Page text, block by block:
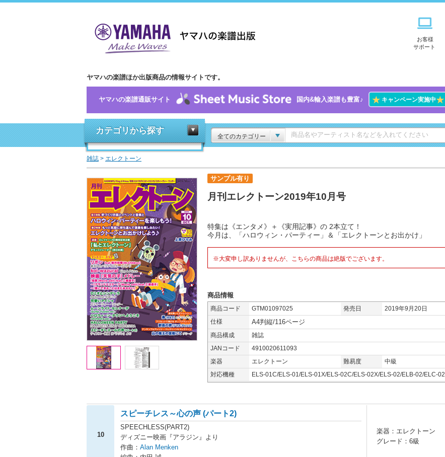
お客様
サポート
ヤマハの楽譜ほか出版商品の情報サイトです。
ヤマハの楽譜通販サイト 国内&輸入楽譜も豊富♪ ★キャンペーン実施中★
カテゴリから探す
全てのカテゴリー
雑誌 > エレクトーン
サンプル有り
月刊エレクトーン2019年10月号
特集は《エンタメ》＋《実用記事》の 2本立て！
今月は、「ハロウィン・パーティー」＆「エレクトーンとお出かけ」
※大変申し訳ありませんが、こちらの商品は絶版でございます。
商品情報
商品コード GTM01097025 発売日
2019年9月20日
仕様
A4判縦/116ページ
商品構成
雑誌
JANコード
4910020611093
楽器
エレクトーン 難易度
中級
対応機種
ELS-01C/ELS-01/ELS-01X/ELS-02C/ELS-02X/ELS-02/ELB-02/ELC-02
10
スピーチレス～心の声 (パート2)
SPEECHLESS(PART2)
ディズニー映画『アラジン』より
作曲： Alan Menken
楽器：エレクトーン
グレード：6級